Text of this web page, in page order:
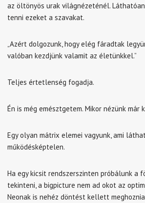
az öltönyös urak világnézeténél.
tenni ezeket a szavakat.
„Azért dolgozunk, hogy elég fáradtak
valóban kezdjünk valamit az életünkkel.”
Teljes értetlenség fogadja.
Én is még emésztgetem. Mikor nézünk már
Egy olyan mátrix elemei vagyunk, ami
működésképtelen.
Ha egy kicsit rendszerszinten próbálunk a
tekinteni, a bigpicture nem ad okot az
Neonak is nehéz döntést kellett